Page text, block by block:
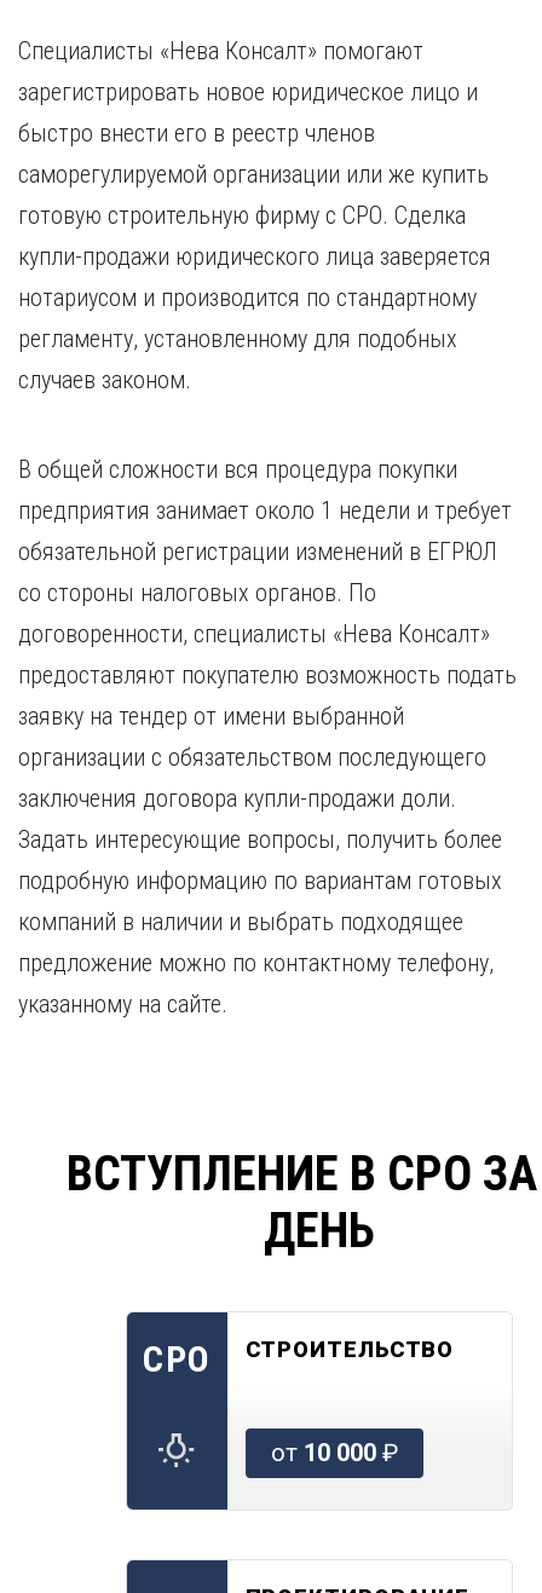
Специалисты «Нева Консалт» помогают
зарегистрировать новое юридическое лицо и
быстро внести его в реестр членов
саморегулируемой организации или же купить
готовую строительную фирму с СРО. Сделка
купли-продажи юридического лица заверяется
нотариусом и производится по стандартному
регламенту, установленному для подобных
случаев законом.
В общей сложности вся процедура покупки
предприятия занимает около 1 недели и требует
обязательной регистрации изменений в ЕГРЮЛ
со стороны налоговых органов. По
договоренности, специалисты «Нева Консалт»
предоставляют покупателю возможность подать
заявку на тендер от имени выбранной
организации с обязательством последующего
заключения договора купли-продажи доли.
Задать интересующие вопросы, получить более
подробную информацию по вариантам готовых
компаний в наличии и выбрать подходящее
предложение можно по контактному телефону,
указанному на сайте.
ВСТУПЛЕНИЕ В СРО
ДЕНЬ
СРО СТРОИТЕЛЬСТВО
от 10 000₽